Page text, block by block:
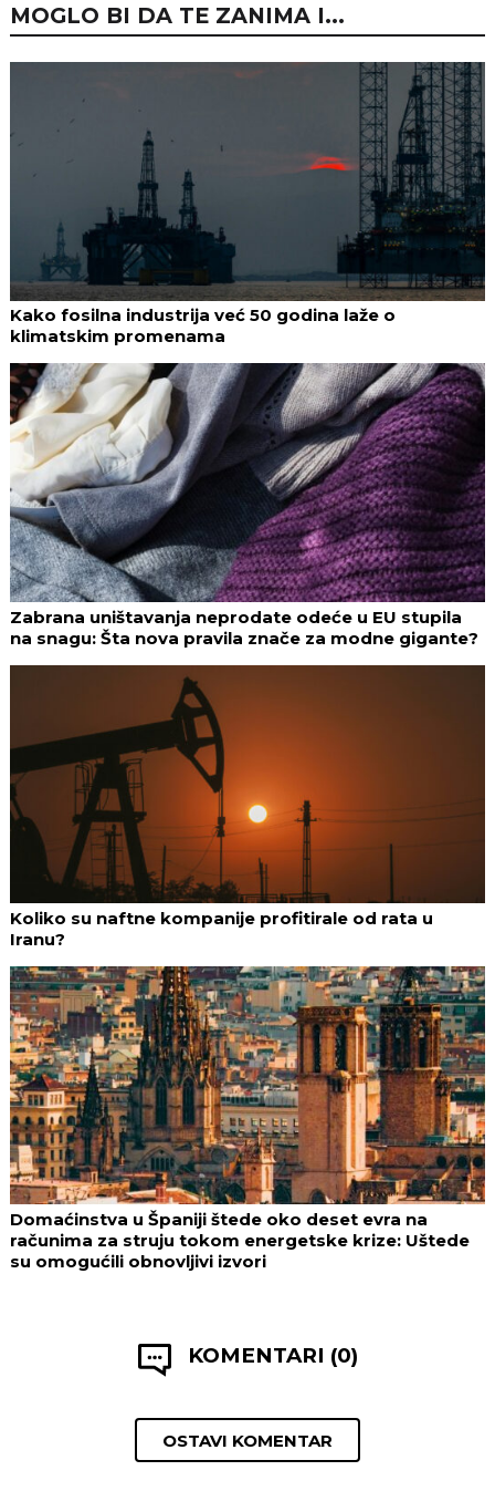
MOGLO BI DA TE ZANIMA I...
Kako fosilna industrija već 50 godina laže o
klimatskim promenama
Zabrana uništavanja neprodate odeće u EU stupila
na snagu: Šta nova pravila znače za modne gigante?
Koliko su naftne kompanije profitirale od rata u
Iranu?
Domaćinstva u Španiji štede oko deset evra na
računima za struju tokom energetske krize: Uštede
su omogućili obnovljivi izvori
KOMENTARI (0)
OSTAVI KOMENTAR